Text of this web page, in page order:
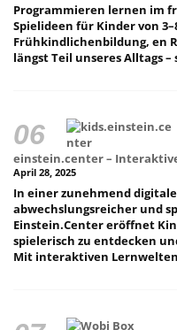
Programmieren lernen im
Spielideen für Kinder von
Frühkindlichenbildung, en
längst Teil unseres Alltags –
einstein.center –
April 28, 2025
In einer zunehmend
abwechslungsreicher und
Einstein.Center eröffnet
spielerisch zu entdecken
Mit interaktiven